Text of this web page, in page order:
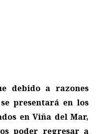
debido a razones
presentará en los
en Viña del Mar,
poder regresar a